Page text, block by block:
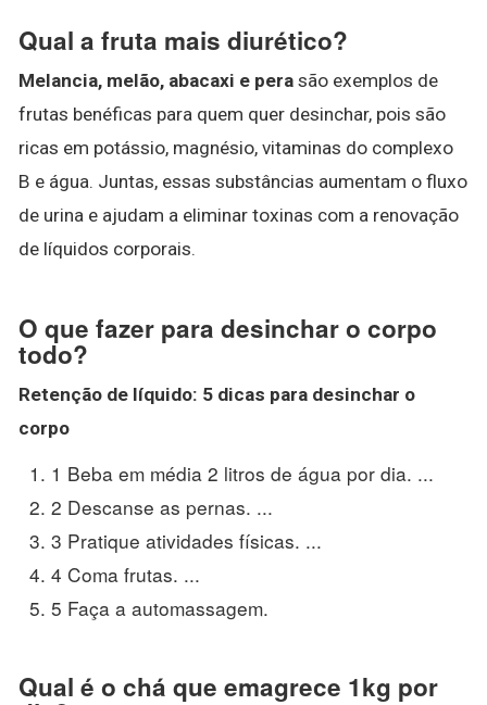
Qual a fruta mais diurético?
Melancia, melão, abacaxi e pera são exemplos de
frutas benéficas para quem quer desinchar, pois são
ricas em potássio, magnésio, vitaminas do complexo
B e água. Juntas, essas substâncias aumentam o fluxo
de urina e ajudam a eliminar toxinas com a renovação
de líquidos corporais.
O que fazer para desinchar o corpo
todo?
Retenção de líquido: 5 dicas para desinchar o
corpo
1 Beba em média 2 litros de água por dia. ...
2 Descanse as pernas. ...
3 Pratique atividades físicas. ...
4 Coma frutas. ...
5 Faça a automassagem.
Qual é o chá que emagrece 1kg por